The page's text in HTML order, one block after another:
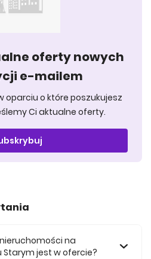
oferty nowych
e-mailem
oparciu o które poszukujesz
Ci aktualne oferty.
na
jest w ofercie?